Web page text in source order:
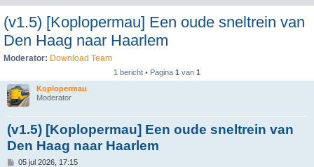
(v1.5) [Koplopermau] Een oude sneltrein van
Den Haag naar Haarlem
Moderator: Download Team
1 bericht • Pagina 1 van 1
Koplopermau
Moderator
(v1.5) [Koplopermau] Een oude sneltrein van
Den Haag naar Haarlem
B05 jul 2026, 17:15